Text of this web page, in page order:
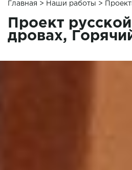
Главная > Наши работы >
Проект
дровах,